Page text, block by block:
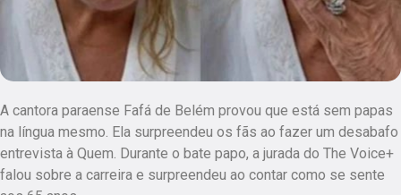
A cantora paraense Fafá de Belém provou que está sem papas
na língua mesmo. Ela surpreendeu os fãs ao fazer um desabafo
entrevista à Quem. Durante o bate papo, a jurada do The Voice+
falou sobre a carreira e surpreendeu ao contar como se sente